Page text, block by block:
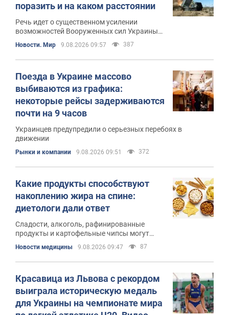
поразить и на каком расстоянии
Речь идет о существенном усилении
возможностей Вооруженных сил Украины
Новости. Мир 9.08.2026 09:57 387
Поезда в Украине массово
выбиваются из графика:
некоторые рейсы задерживаются
почти на 9 часов
Украинцев предупредили о серьезных перебоях в
движении
Рынки и компании 9.08.2026 09:51 372
Какие продукты способствуют
накоплению жира на спине:
диетологи дали ответ
Сладости, алкоголь, рафинированные
продукты и картофельные чипсы могут
способствовать набору лишнего веса
Новости медицины 9.08.2026 09:47 87
Красавица из Львова с рекордом
выиграла историческую медаль
для Украины на чемпионате мира